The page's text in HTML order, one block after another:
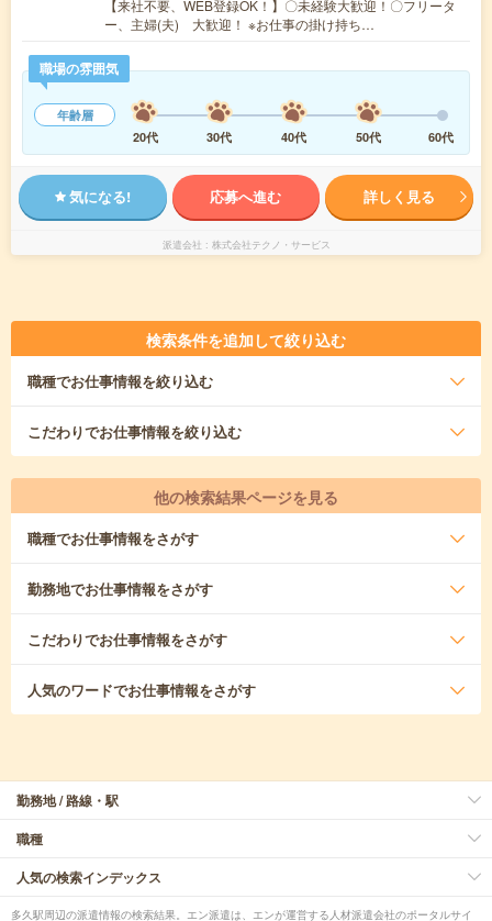
【来社不要、WEB登録OK！】〇未経験大歓迎！〇フリータ
ー、主婦(夫) 大歓迎！ ※お仕事の掛け持ち…
職場の雰囲気
年齢層
20代
30代 40代 50代 60代
気になる! 応募へ進む 詳しく見る
派遣会社 株式会社テクノ・サービス
検索条件を追加して絞り込む
職種でお仕事情報を絞り込む
こだわりでお仕事情報を絞り込む
他の検索結果ページを見る
職種でお仕事情報をさがす
勤務地でお仕事情報をさがす
こだわりでお仕事情報をさがす
人気のワードでお仕事情報をさがす
勤務地 / 路線・駅
職種
人気の検索インデックス
多久駅周辺の派遣情報の検索結果。エン派遣は、エンが運営する人材派遣会社のポータルサイ